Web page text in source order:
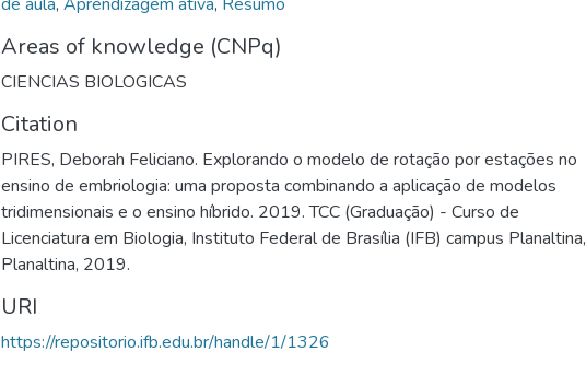
Areas of knowledge (CNPq)
CIENCIAS BIOLOGICAS
Citation
PIRES, Deborah Feliciano. Explorando o modelo de rotação por estações no
ensino de embriologia: uma proposta combinando a aplicação de modelos
tridimensionais e o ensino híbrido. 2019. TCC (Graduação) - Curso de
Licenciatura em Biologia, Instituto Federal de Brasília (IFB) campus Planaltina,
Planaltina, 2019.
URI
https://repositorio.ifb.edu.br/handle/1/1326